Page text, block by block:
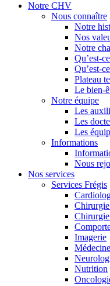
Notre CHV
Nous connaître
Notre
Nos
Notre
Qu’est-
Qu’est-
Plateau
Le bien-
Notre équipe
Les
Les
Les
Informations
Nous
Nos services
Services Frégis
Chirurgie
Imagerie
Nutrition